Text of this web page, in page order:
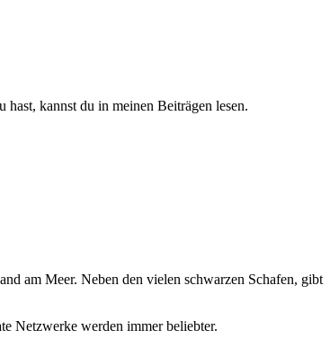
kannst du in meinen Beiträgen lesen.
am Meer. Neben den vielen schwarzen Schafen, gibt
Netzwerke werden immer beliebter.